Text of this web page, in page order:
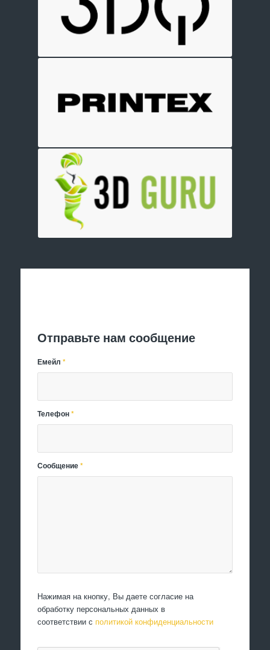
Отправьте нам сообщение
Емейл*
Телефон*
Сообщение*
Нажимая на кнопку, Вы даете согласие на
обработку персональных данных в
соответствии с политикой конфиденциальности